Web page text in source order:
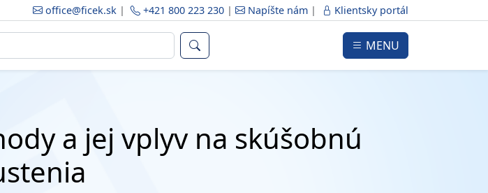
office@ficek.sk | +421 800 223 230 | Napíšte nám | Klientsky portál
MENU
a jej vplyv na skúšobnú